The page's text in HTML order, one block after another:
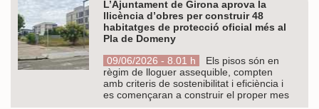
L’Ajuntament de Girona aprova la
llicència d’obres per construir 48
habitatges de protecció oficial més al
Pla de Domeny
09/06/2026 - 8.01 h
Els pisos són en
règim de lloguer assequible, compten
amb criteris de sostenibilitat i eficiència i
es començaran a construir el proper mes